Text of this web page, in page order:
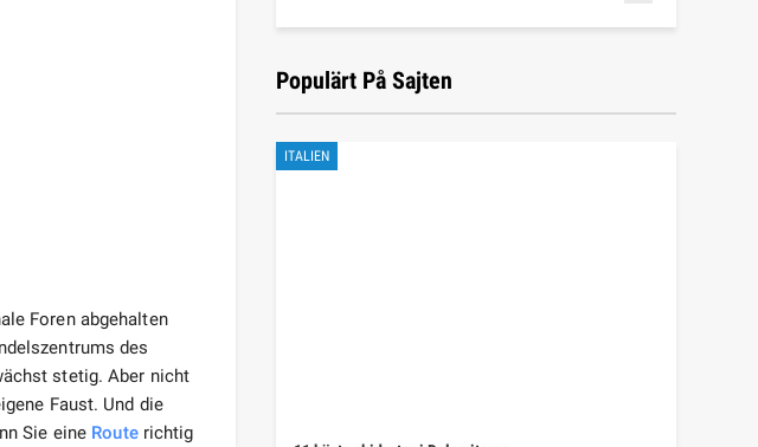
Foren abgehalten
des
stetig. Aber nicht
Faust. Und die
Sie eine Routerichtig
Populärt På Sajten
ITALIEN